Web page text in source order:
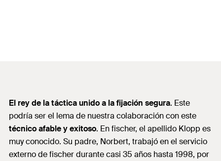
El rey de la táctica unido a la fijación segura. Este
podría ser el lema de nuestra colaboración con este
técnico afable y exitoso. En fischer, el apellido Klopp es
muy conocido. Su padre, Norbert, trabajó en el servicio
externo de fischer durante casi 35 años hasta 1998, por